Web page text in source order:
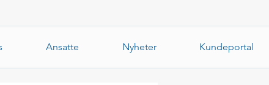
Ansatte Nyheter Kundeportal